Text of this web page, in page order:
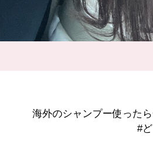
海外のシャンプー使った
#